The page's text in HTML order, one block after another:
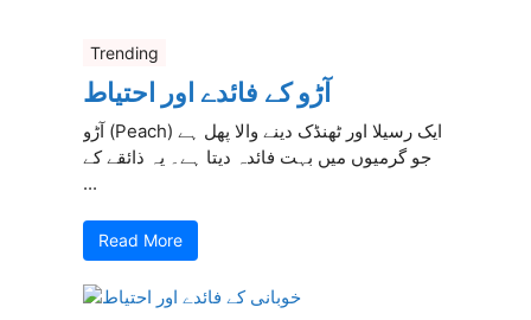
Trending
آڑو کے فائدے اور احتیاط
آڑو (Peach) ایک رسیلا اور ٹھنڈک دینے والا پھل ہے
جو گرمیوں میں بہت فائدہ دیتا ہے۔ یہ ذائقے کے
...
Read More